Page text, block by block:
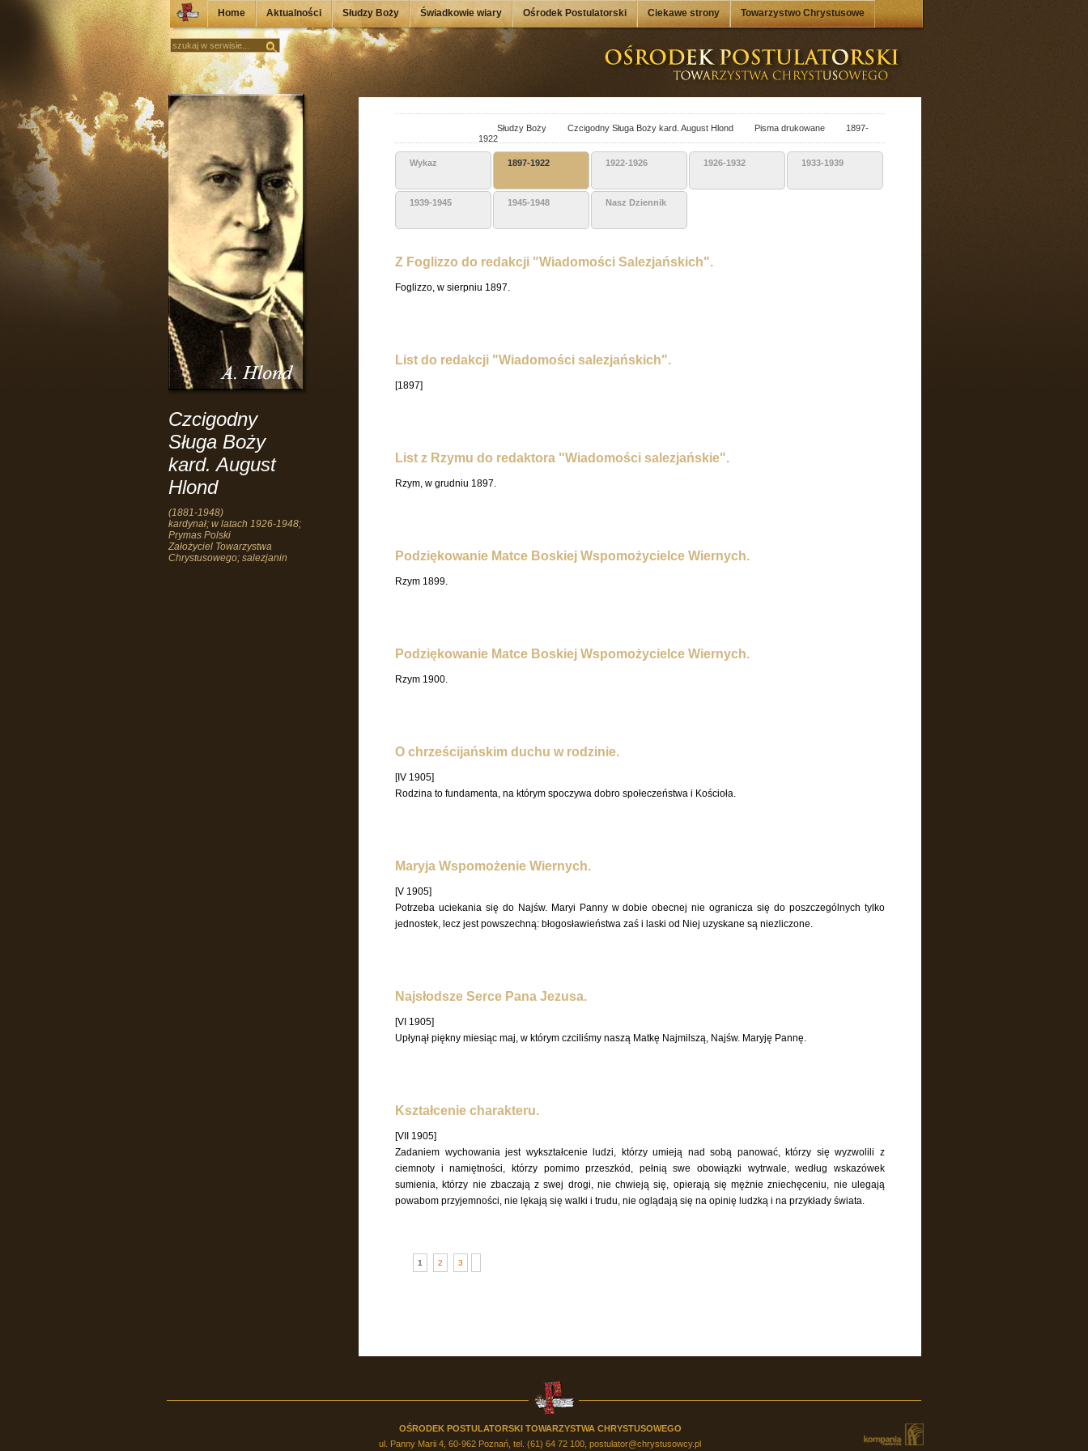
Home Aktualności Słudzy Boży Świadkowie wiary Ośrodek Postulatorski Ciekawe strony Towarzystwo Chrystusowe
Czcigodny
Sługa Boży
kard. August
Hlond
(1881-1948)
kardynał; w latach 1926-1948;
Prymas Polski
Założyciel Towarzystwa
Chrystusowego; salezjanin
Słudzy Boży Czcigodny Sługa Boży kard. August Hlond Pisma drukowane
1897-
1922
Wykaz 1897-1922 1922-1926 1926-1932 1933-1939
1939-1945 1945-1948 Nasz Dziennik
Z Foglizzo do redakcji "Wiadomości Salezjańskich".
Foglizzo, w sierpniu 1897.
List do redakcji "Wiadomości salezjańskich".
[1897]
List z Rzymu do redaktora "Wiadomości salezjańskie".
Rzym, w grudniu 1897.
Podziękowanie Matce Boskiej Wspomożycielce Wiernych.
Rzym 1899.
Podziękowanie Matce Boskiej Wspomożycielce Wiernych.
Rzym 1900.
O chrześcijańskim duchu w rodzinie.
[IV 1905]
Rodzina to fundamenta, na którym spoczywa dobro społeczeństwa i Kościoła.
Maryja Wspomożenie Wiernych.
[V 1905]
Potrzeba uciekania się do Najśw. Maryi Panny w dobie obecnej nie ogranicza się do poszczególnych tylko
jednostek, lecz jest powszechną: błogosławieństwa zaś i laski od Niej uzyskane są niezliczone.
Najsłodsze Serce Pana Jezusa.
[VI 1905]
Upłynął piękny miesiąc maj, w którym czciliśmy naszą Matkę Najmilszą, Najśw. Maryję Pannę.
Kształcenie charakteru.
[VII 1905]
Zadaniem wychowania jest wykształcenie ludzi, którzy umieją nad sobą panować, którzy się wyzwolili z
ciemnoty i namiętności, którzy pomimo przeszkód, pełnią swe obowiązki wytrwale, według wskazówek
sumienia, którzy nie zbaczają z swej drogi, nie chwieją się, opierają się mężnie zniechęceniu, nie ulegają
powabom przyjemności, nie lękają się walki i trudu, nie oglądają się na opinię ludzką i na przykłady świata.
1 2 3
OŚRODEK POSTULATORSKI TOWARZYSTWA CHRYSTUSOWEGO
ul. Panny Marii 4, 60-962 Poznań, tel. (61) 64 72 100, postulator@chrystusowcy.pl